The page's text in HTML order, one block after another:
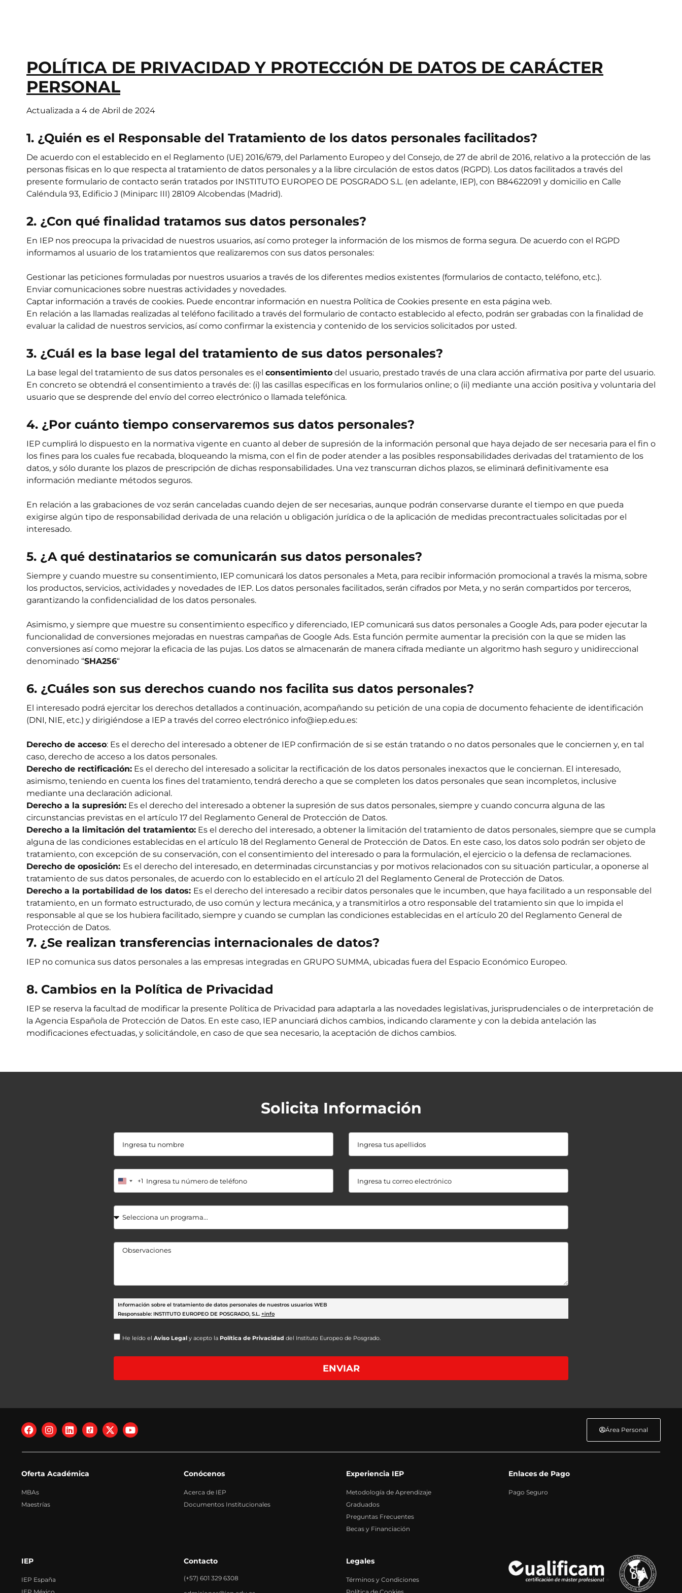
POLÍTICA DE PRIVACIDAD Y PROTECCIÓN DE DATOS DE CARÁCTER
PERSONAL
Actualizada a 4 de Abril de 2024
1. ¿Quién es el Responsable del Tratamiento de los datos personales facilitados?
De acuerdo con el establecido en el Reglamento (UE) 2016/679, del Parlamento Europeo y del Consejo, de 27 de abril de 2016, relativo a la protección de las
personas físicas en lo que respecta al tratamiento de datos personales y a la libre circulación de estos datos (RGPD). Los datos facilitados a través del
presente formulario de contacto serán tratados por INSTITUTO EUROPEO DE POSGRADO S.L. (en adelante, IEP), con B84622091 y domicilio en Calle
Caléndula 93, Edificio J (Miniparc III) 28109 Alcobendas (Madrid).
2. ¿Con qué finalidad tratamos sus datos personales?
En IEP nos preocupa la privacidad de nuestros usuarios, así como proteger la información de los mismos de forma segura. De acuerdo con el RGPD
informamos al usuario de los tratamientos que realizaremos con sus datos personales:
Gestionar las peticiones formuladas por nuestros usuarios a través de los diferentes medios existentes (formularios de contacto, teléfono, etc.).
Enviar comunicaciones sobre nuestras actividades y novedades.
Captar información a través de cookies. Puede encontrar información en nuestra Política de Cookies presente en esta página web.
En relación a las llamadas realizadas al teléfono facilitado a través del formulario de contacto establecido al efecto, podrán ser grabadas con la finalidad de
evaluar la calidad de nuestros servicios, así como confirmar la existencia y contenido de los servicios solicitados por usted.
3. ¿Cuál es la base legal del tratamiento de sus datos personales?
La base legal del tratamiento de sus datos personales es el consentimiento del usuario, prestado través de una clara acción afirmativa por parte del usuario.
En concreto se obtendrá el consentimiento a través de: (i) las casillas específicas en los formularios online; o (ii) mediante una acción positiva y voluntaria del
usuario que se desprende del envío del correo electrónico o llamada telefónica.
4. ¿Por cuánto tiempo conservaremos sus datos personales?
IEP cumplirá lo dispuesto en la normativa vigente en cuanto al deber de supresión de la información personal que haya dejado de ser necesaria para el fin o
los fines para los cuales fue recabada, bloqueando la misma, con el fin de poder atender a las posibles responsabilidades derivadas del tratamiento de los
datos, y sólo durante los plazos de prescripción de dichas responsabilidades. Una vez transcurran dichos plazos, se eliminará definitivamente esa
información mediante métodos seguros.
En relación a las grabaciones de voz serán canceladas cuando dejen de ser necesarias, aunque podrán conservarse durante el tiempo en que pueda
exigirse algún tipo de responsabilidad derivada de una relación u obligación jurídica o de la aplicación de medidas precontractuales solicitadas por el
interesado.
5. ¿A qué destinatarios se comunicarán sus datos personales?
Siempre y cuando muestre su consentimiento, IEP comunicará los datos personales a Meta, para recibir información promocional a través la misma, sobre
los productos, servicios, actividades y novedades de IEP. Los datos personales facilitados, serán cifrados por Meta, y no serán compartidos por terceros,
garantizando la confidencialidad de los datos personales.
Asimismo, y siempre que muestre su consentimiento específico y diferenciado, IEP comunicará sus datos personales a Google Ads, para poder ejecutar la
funcionalidad de conversiones mejoradas en nuestras campañas de Google Ads. Esta función permite aumentar la precisión con la que se miden las
conversiones así como mejorar la eficacia de las pujas. Los datos se almacenarán de manera cifrada mediante un algoritmo hash seguro y unidireccional
denominado “SHA256“
6. ¿Cuáles son sus derechos cuando nos facilita sus datos personales?
El interesado podrá ejercitar los derechos detallados a continuación, acompañando su petición de una copia de documento fehaciente de identificación
(DNI, NIE, etc.) y dirigiéndose a IEP a través del correo electrónico info@iep.edu.es:
Derecho de acceso: Es el derecho del interesado a obtener de IEP confirmación de si se están tratando o no datos personales que le conciernen y, en tal
caso, derecho de acceso a los datos personales.
Derecho de rectificación: Es el derecho del interesado a solicitar la rectificación de los datos personales inexactos que le conciernan. El interesado,
asimismo, teniendo en cuenta los fines del tratamiento, tendrá derecho a que se completen los datos personales que sean incompletos, inclusive
mediante una declaración adicional.
Derecho a la supresión: Es el derecho del interesado a obtener la supresión de sus datos personales, siempre y cuando concurra alguna de las
circunstancias previstas en el artículo 17 del Reglamento General de Protección de Datos.
Derecho a la limitación del tratamiento: Es el derecho del interesado, a obtener la limitación del tratamiento de datos personales, siempre que se cumpla
alguna de las condiciones establecidas en el artículo 18 del Reglamento General de Protección de Datos. En este caso, los datos solo podrán ser objeto de
tratamiento, con excepción de su conservación, con el consentimiento del interesado o para la formulación, el ejercicio o la defensa de reclamaciones.
Derecho de oposición: Es el derecho del interesado, en determinadas circunstancias y por motivos relacionados con su situación particular, a oponerse al
tratamiento de sus datos personales, de acuerdo con lo establecido en el artículo 21 del Reglamento General de Protección de Datos.
Derecho a la portabilidad de los datos: Es el derecho del interesado a recibir datos personales que le incumben, que haya facilitado a un responsable del
tratamiento, en un formato estructurado, de uso común y lectura mecánica, y a transmitirlos a otro responsable del tratamiento sin que lo impida el
responsable al que se los hubiera facilitado, siempre y cuando se cumplan las condiciones establecidas en el artículo 20 del Reglamento General de
Protección de Datos.
7. ¿Se realizan transferencias internacionales de datos?
IEP no comunica sus datos personales a las empresas integradas en GRUPO SUMMA, ubicadas fuera del Espacio Económico Europeo.
8. Cambios en la Política de Privacidad
IEP se reserva la facultad de modificar la presente Política de Privacidad para adaptarla a las novedades legislativas, jurisprudenciales o de interpretación de
la Agencia Española de Protección de Datos. En este caso, IEP anunciará dichos cambios, indicando claramente y con la debida antelación las
modificaciones efectuadas, y solicitándole, en caso de que sea necesario, la aceptación de dichos cambios.
Solicita Información
+1
Información sobre el tratamiento de datos personales de nuestros usuarios WEB
Responsable: INSTITUTO EUROPEO DE POSGRADO, S.L. +info
Envío comunicaciones sobre nuestras actividades.
Base legal: Gestión de las medidas precontractuales solicitadas por el interesado.+info
He leído el Aviso Legal y acepto la Política de Privacidad del Instituto Europeo de Posgrado.
ENVIAR
Área Personal
Oferta Académica
MBAs
Maestrías
Conócenos
Acerca de IEP
Documentos Institucionales
Experiencia IEP
Metodología de Aprendizaje
Graduados
Preguntas Frecuentes
Becas y Financiación
Enlaces de Pago
Pago Seguro
IEP
IEP España
Contacto
(+57) 601 329 6308
Legales
Términos y Condiciones